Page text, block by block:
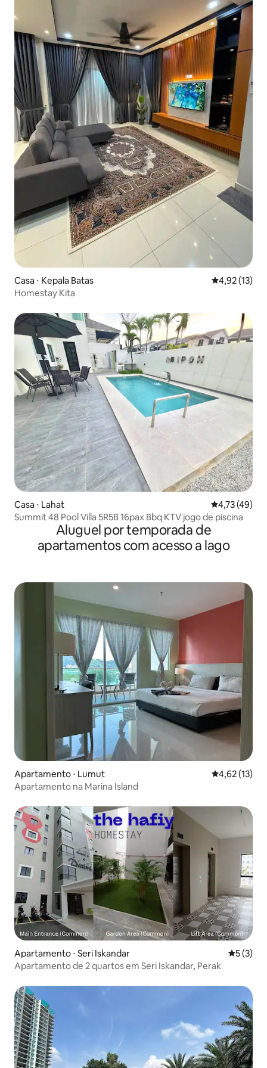
Casa ⋅ Kepala Batas 4,92 de uma
4,92 (13)
Homestay Kita
Casa ⋅ Lahat 4,73 de uma
4,73 (49)
Summit 48 Pool Villa 5R5B 16pax Bbq KTV jogo de piscina
Aluguel por temporada de
apartamentos com acesso a lago
Apartamento ⋅ Lumut 4,62 de uma
4,62 (13)
Apartamento na Marina Island
Apartamento ⋅ Seri Iskandar 5 de
5 (3)
Apartamento de 2 quartos em Seri Iskandar, Perak